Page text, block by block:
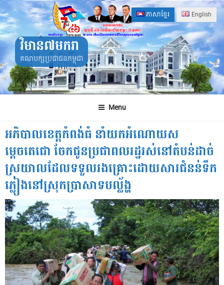
Skip
to
content
ភាសាខ្មែរ English
វិមាន៧មករា
គណបក្សប្រជាជនកម្ពុជា
Menu
អភិបាលខេត្តកំពង់ធំ នាំយកអំណោយស
ម្តេចតេជោ ចែកជូនប្រជាពលរដ្ឋរស់នៅតំបន់ដាច់
ស្រយាលដែលទទួលរងគ្រោះដោយសារជំនន់ទឹក
ភ្លៀងនៅស្រុកប្រាសាទបល្ល័ង្ហ